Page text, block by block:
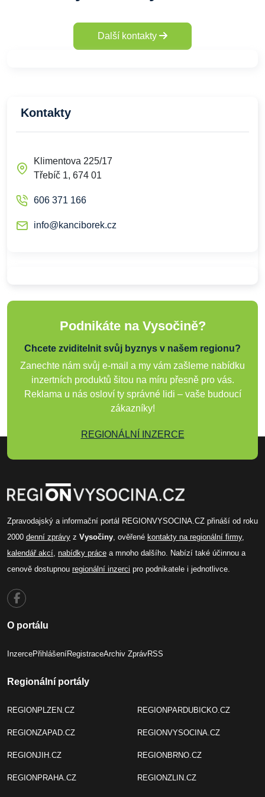
Další kontakty
Kontakty
Klimentova 225/17
Třebíč 1, 674 01
606 371 166
info@kanciborek.cz
Podnikáte na Vysočině?
Chcete zviditelnit svůj byznys v našem regionu?
Zanechte nám svůj e-mail a my vám zašleme nabídku
inzertních produktů šitou na míru přesně pro vás.
Reklama u nás osloví ty správné lidi – vaše budoucí
zákazníky!
REGIONÁLNÍ INZERCE
Zpravodajský a informační portál REGIONVYSOCINA.CZ přináší od roku
2000 denní zprávy z Vysočiny , ověřené kontakty na regionální firmy,
kalendář akcí nabídky práce a mnoho dalšího. Nabízí také účinnou a
cenově dostupnou regionální inzerci pro podnikatele i jednotlivce.
O portálu
InzercePřihlášeníRegistraceArchiv ZprávRSS
Regionální portály
REGIONPLZEN.CZ
REGIONZAPAD.CZ
REGIONJIH.CZ
REGIONPRAHA.CZ
REGIONPARDUBICKO.CZ
REGIONVYSOCINA.CZ
REGIONBRNO.CZ
REGIONZLIN.CZ